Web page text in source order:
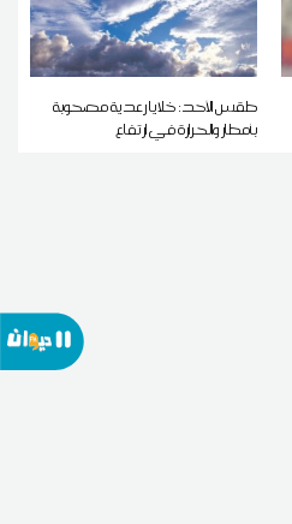
طقس الأحد: خلايا رعدية مصحوبة
بأمطار والحرارة في ارتفاع